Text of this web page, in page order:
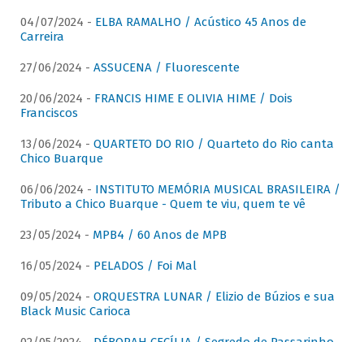
04/07/2024 - ELBA RAMALHO / Acústico 45 Anos de
Carreira
27/06/2024 - ASSUCENA / Fluorescente
20/06/2024 - FRANCIS HIME E OLIVIA HIME / Dois
Franciscos
13/06/2024 - QUARTETO DO RIO / Quarteto do Rio canta
Chico Buarque
06/06/2024 - INSTITUTO MEMÓRIA MUSICAL BRASILEIRA /
Tributo a Chico Buarque - Quem te viu, quem te vê
23/05/2024 - MPB4 / 60 Anos de MPB
16/05/2024 - PELADOS / Foi Mal
09/05/2024 - ORQUESTRA LUNAR / Elizio de Búzios e sua
Black Music Carioca